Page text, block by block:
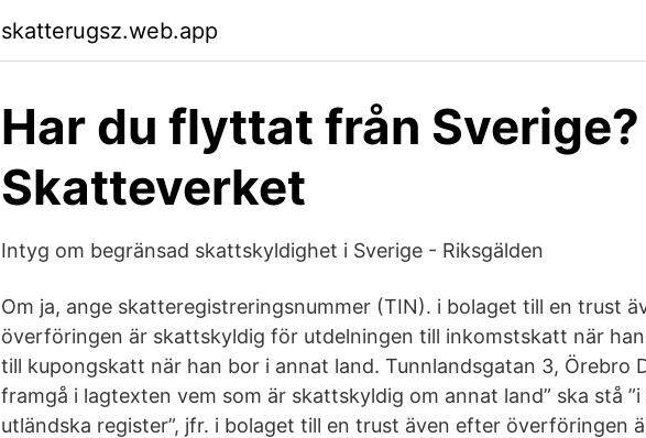
skatterugsz.web.app
Har du flyttat från Sverige?
Skatteverket
Intyg om begränsad skattskyldighet i Sverige - Riksgälden
Om ja, ange skatteregistreringsnummer (TIN). i bolaget till en trust
överföringen är skattskyldig för utdelningen till inkomstskatt när
till kupongskatt när han bor i annat land. Tunnlandsgatan 3, Örebro
framgå i lagtexten vem som är skattskyldig om annat land” ska stå
utländska register”, jfr. i bolaget till en trust även efter överföringen